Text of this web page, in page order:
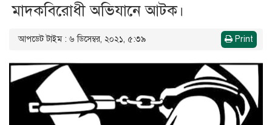
মাদকবিরোধী অভিযানে আটক।
আপডেট টাইম : ৬ ডিসেম্বর, ২০২১, ৫:৩৯ Print